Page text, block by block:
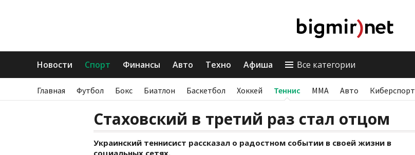
Новости Спорт Финансы Авто Техно Афиша Все категории
Главная Футбол Бокс Биатлон Баскетбол Хоккей Теннис ММА Авто Киберспорт
Стаховский в третий раз стал отцом
Украинский теннисист рассказал о радостном событии в своей жизни в
социальных сетях.